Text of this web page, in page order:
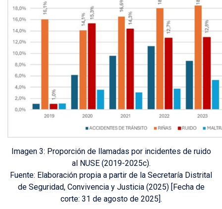
Imagen 3: Proporción de llamadas por incidentes de ruido
al NUSE (2019-2025c).
Fuente: Elaboración propia a partir de la Secretaría Distrital
de Seguridad, Convivencia y Justicia (2025) [Fecha de
corte: 31 de agosto de 2025].